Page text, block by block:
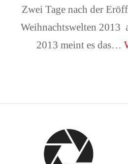
Zwei Tage nach der
Weihnachtswelten 2013
2013 meint es das…